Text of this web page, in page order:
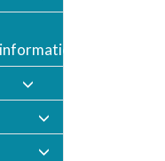
vaccination)